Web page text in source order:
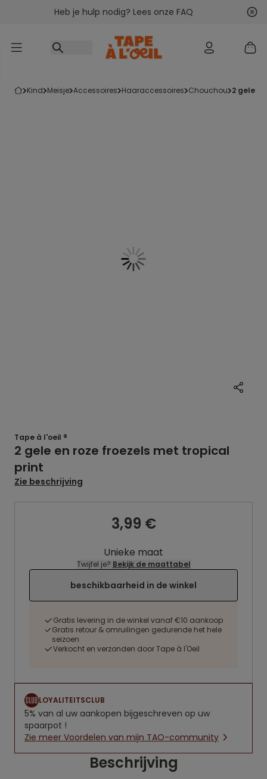
Ga naar inhoudHeb je hulp nodig? Lees onze FAQ
kind meisje accessoires haaraccessoires chouchou 2 gele
Tape à l'oeil ®
2 gele en roze froezels met tropical
print
Zie beschrijving
3,99 €
Unieke maat
Twijfel je? Bekijk de maattabel
beschikbaarheid in de winkel
Gratis levering in de winkel vanaf €10 aankoop
Gratis retour & omruilingen gedurende het hele
seizoen
Verkocht en verzonden door Tape à l'Oeil
LOYALITEITSCLUB
5% van al uw aankopen bijgeschreven op uw
spaarpot !
Zie meer Voordelen van mijn TAO-community
Beschrijving